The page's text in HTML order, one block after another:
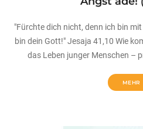
"Fürchte dich nicht, denn ich bin
bin dein Gott!" Jesaja 41,10 Wie
das Leben junger Menschen –
MEHR